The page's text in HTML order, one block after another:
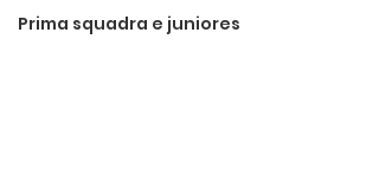
Prima squadra e juniores